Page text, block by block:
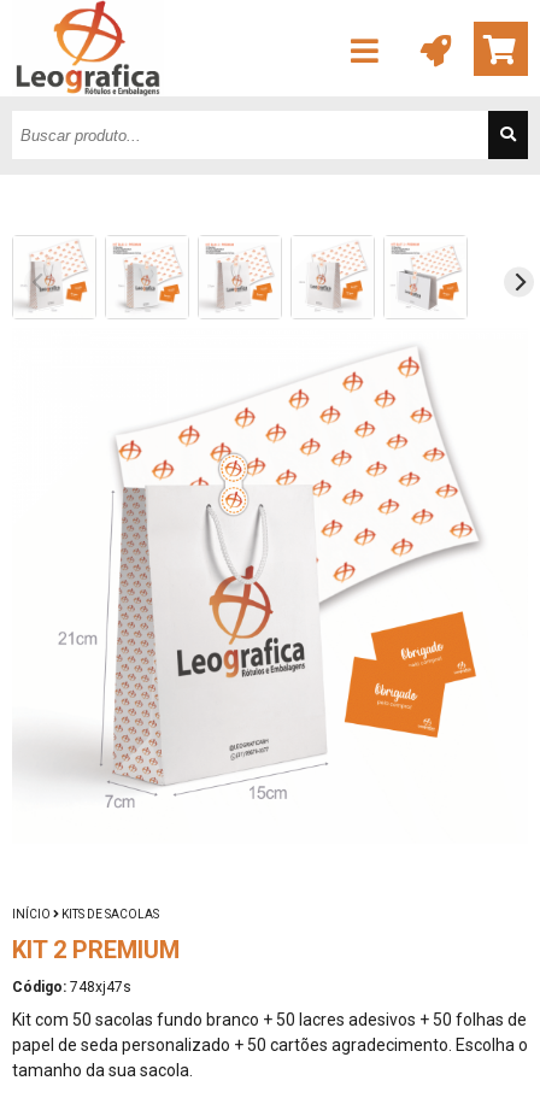
INÍCIO KITS DE SACOLAS
KIT 2 PREMIUM
Código: 748xj47s
Kit com 50 sacolas fundo branco + 50 lacres adesivos + 50 folhas de
papel de seda personalizado + 50 cartões agradecimento. Escolha o
tamanho da sua sacola.